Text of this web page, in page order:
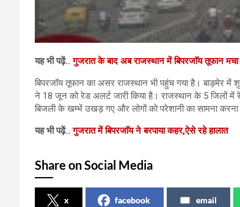
यह भी पढ़ें..गुजरात के बाद अब राजस्थान में बिपरजाॅय तूफान मचा
बिपरजॉय तूफान का असर राजस्थान भी पहुंच गया है। बाड़मेर में
ने 18 जून को रेड अलर्ट जारी किया है। राजस्थान के 5 जिलों में
बिजली के खम्भें उखड़ गए और लोगों को परेशानी का सामना करना
यह भी पढ़ें..गुजरात में बिपरजाॅय ने बरपाया कहर,ऐसे रहे हालात
Share on Social Media
x facebook email